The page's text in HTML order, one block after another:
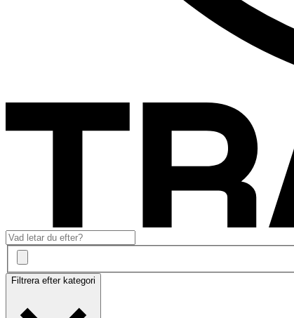
Filtrera efter kategori